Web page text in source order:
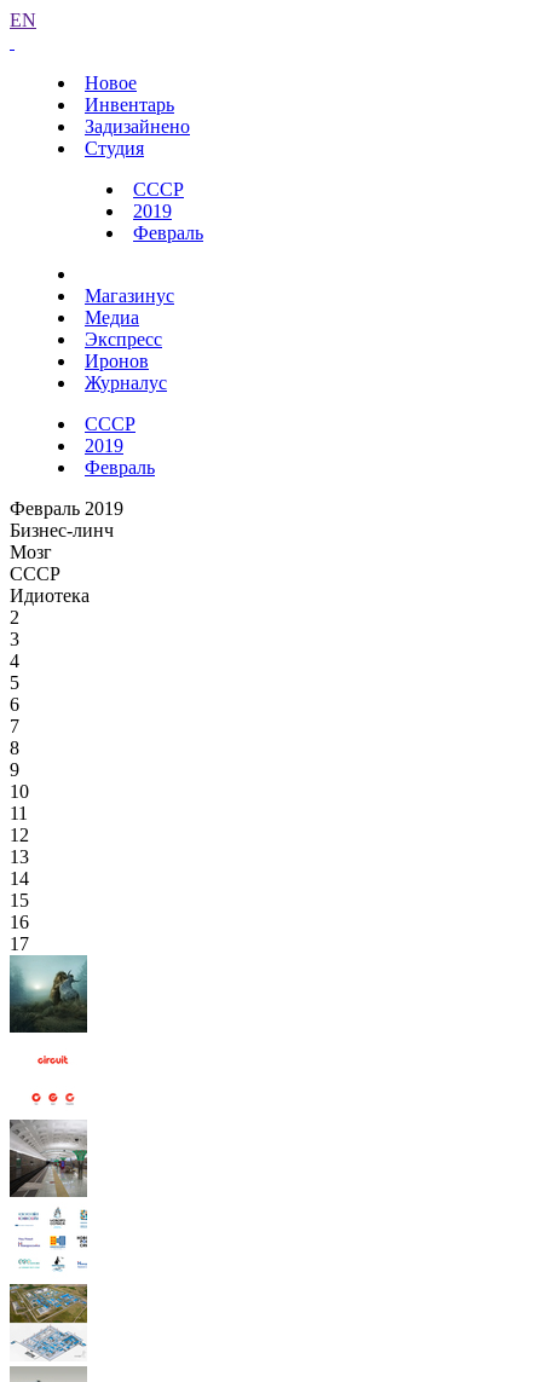
EN
Новое
Инвентарь
Задизайнено
Студия
СССР
2019
Февраль
Магазинус
Медиа
Экспресс
Иронов
Журналус
СССР
2019
Февраль
Февраль 2019
Бизнес-линч
Мозг
СССР
Идиотека
2
3
4
5
6
7
8
9
10
11
12
13
14
15
16
17